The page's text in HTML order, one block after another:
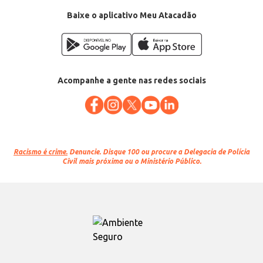
Baixe o aplicativo Meu Atacadão
Acompanhe a gente nas redes sociais
Racismo é crime. Denuncie. Disque 100 ou procure a Delegacia de Polícia
Civil mais próxima ou o Ministério Público.